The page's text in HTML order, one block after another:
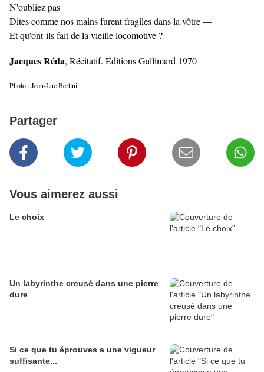
N'oubliez pas
Dites comme nos mains furent fragiles dans la vôtre —
Et qu'ont-ils fait de la vieille locomotive ?
Jacques Réda, Récitatif. Editions Gallimard 1970
Photo : Jean-Luc Bertini
Partager
Vous aimerez aussi
Le choix
Un labyrinthe creusé dans une pierre
dure
Si ce que tu éprouves a une vigueur
suffisante...